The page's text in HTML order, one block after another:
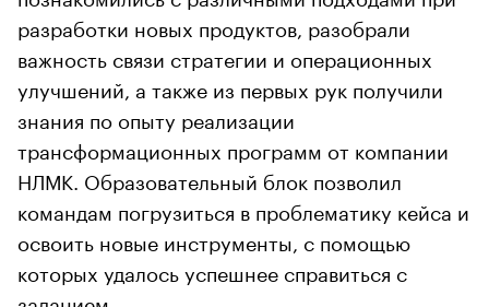
разработки новых продуктов, разобрали
важность связи стратегии и операционных
улучшений, а также из первых рук получили
знания по опыту реализации
трансформационных программ от компании
НЛМК. Образовательный блок позволил
командам погрузиться в проблематику кейса и
освоить новые инструменты, с помощью
которых удалось успешнее справиться с